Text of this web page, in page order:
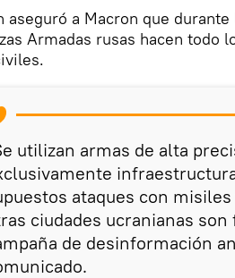
aseguró a Macron que
Armadas rusas hacen todo
utilizan armas de alta
ataques con
ciudades ucranianas
de desinformación